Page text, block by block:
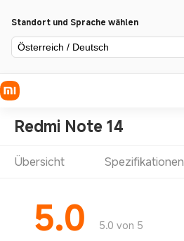
Standort und Sprache wählen
Österreich / Deutsch
Redmi Note 14
Übersicht Spezifikationen
5.0 5.0 von 5